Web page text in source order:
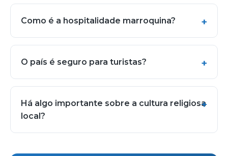
Como é a hospitalidade marroquina?
O país é seguro para turistas?
Há algo importante sobre a cultura religiosa
local?